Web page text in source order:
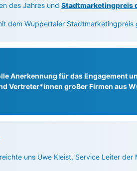
des Jahres und Stadtmarketingpreis
dem Wuppertaler
Anerkennung für das Engagement
Vertreter*innen großer Firmen aus
uns Uwe Kleist, Service Leiter